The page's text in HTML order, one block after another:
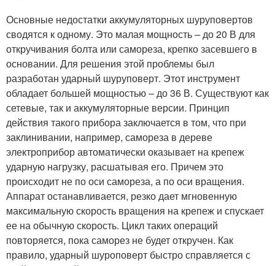
Основные недостатки аккумуляторных шуруповертов
сводятся к одному. Это малая мощность – до 20 В для
откручивания болта или самореза, крепко засевшего в
основании. Для решения этой проблемы был
разработан ударный шуруповерт. Этот инструмент
обладает большей мощностью – до 36 В. Существуют как
сетевые, так и аккумуляторные версии. Принцип
действия такого прибора заключается в том, что при
заклинивании, например, самореза в дереве
электроприбор автоматически оказывает на крепеж
ударную нагрузку, расшатывая его. Причем это
происходит не по оси самореза, а по оси вращения.
Аппарат останавливается, резко дает мгновенную
максимальную скорость вращения на крепеж и спускает
ее на обычную скорость. Цикл таких операций
повторяется, пока саморез не будет откручен. Как
правило, ударный шуроповерт быстро справляется с